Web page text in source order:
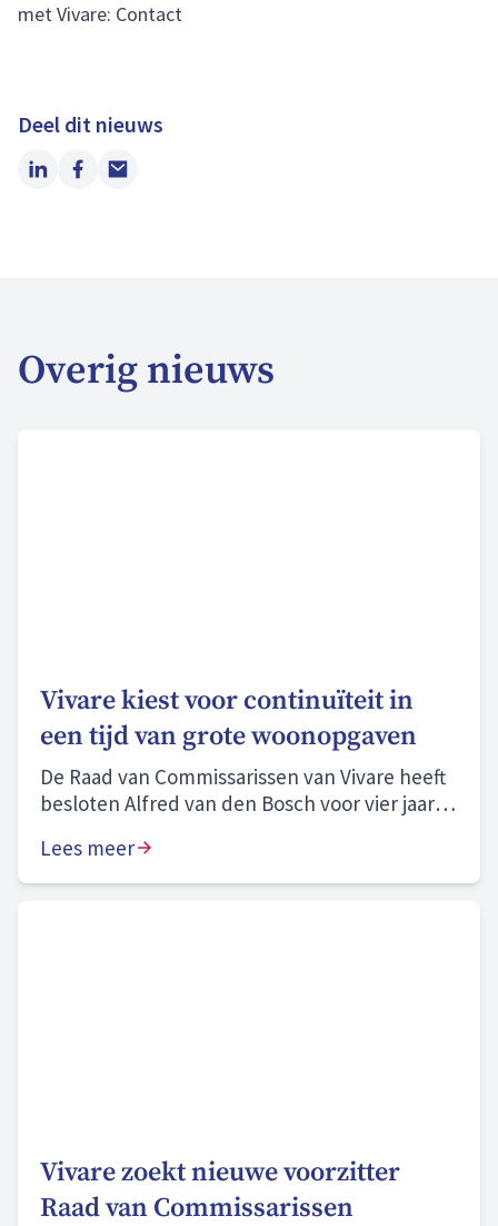
met Vivare: Contact
Deel dit nieuws
LinkedIn
Facebook
Email
Overig nieuws
Vivare kiest voor continuïteit in
een tijd van grote woonopgaven
De Raad van Commissarissen van Vivare heeft
besloten Alfred van den Bosch voor vier jaar te
Lees meer
Vivare zoekt nieuwe voorzitter
Raad van Commissarissen